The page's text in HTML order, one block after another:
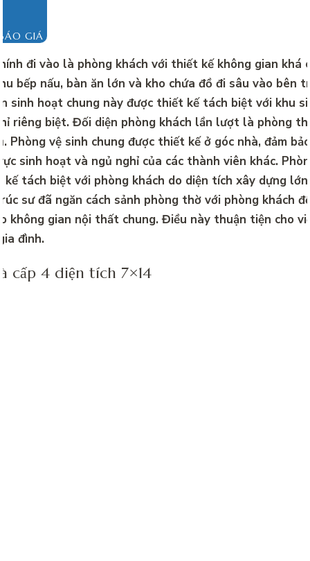
GIÁ
đi vào là phòng khách với thiết kế không gian khá
bếp nấu, bàn ăn lớn và kho chứa đồ đi sâu vào bên
sinh hoạt chung này được thiết kế tách biệt với khu
riêng biệt. Đối diện phòng khách lần lượt là phòng
Phòng vệ sinh chung được thiết kế ở góc nhà, đảm
sinh hoạt và ngủ nghỉ của các thành viên khác.
tách biệt với phòng khách do diện tích xây dựng
sư đã ngăn cách sảnh phòng thờ với phòng khách
không gian nội thất chung. Điều này thuận tiện cho
đình.
cấp 4 diện tích 7×14